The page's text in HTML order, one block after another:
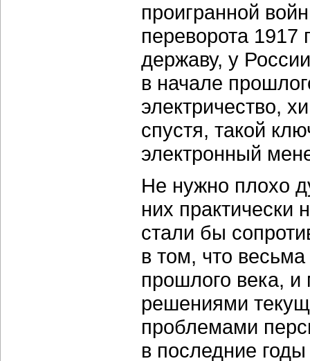
проигранной
переворота 1917
державу, у
в начале
электричество,
спустя, такой
электронный
Не нужно плохо
них практически
стали бы
в том, что
прошлого века, и
решениями
проблемами
в последние